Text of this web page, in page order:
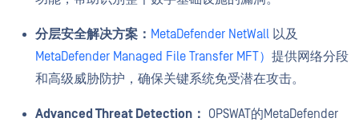
分层安全解决方案： MetaDefender NetWall 以及
MetaDefender Managed File Transfer MFT） 提供网络分段
和高级威胁防护，确保关键系统免受潜在攻击。
Advanced Threat Detection：
OPSWAT的MetaDefender